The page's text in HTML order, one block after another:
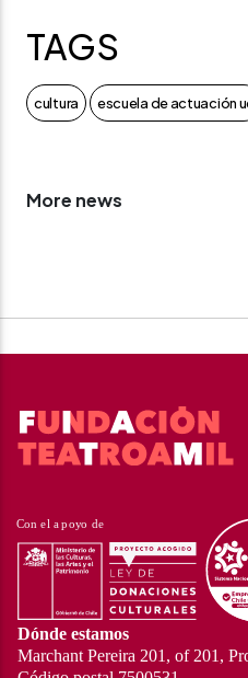
TAGS
cultura escuela de actuación
More news
Dónde estamos
Marchant Pereira 201, of 201,